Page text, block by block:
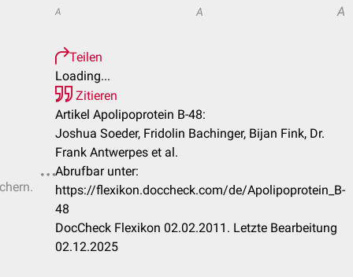
A A A
Teilen
Loading...
Zitieren
Artikel Apolipoprotein B-48:
Joshua Soeder, Fridolin Bachinger, Bijan Fink, Dr.
Frank Antwerpes et al.
Abrufbar unter:
https://flexikon.doccheck.com/de/Apolipoprotein_B-
48
DocCheck Flexikon 02.02.2011. Letzte Bearbeitung
02.12.2025